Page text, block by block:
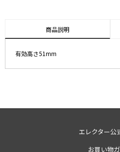
商品説明
有効高さ51mm
エレクター公
お買い物